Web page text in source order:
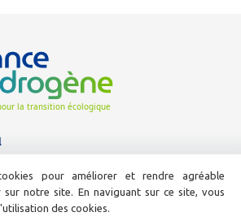
pour améliorer et rendre agréable
sur notre site. En naviguant sur ce site, vous
des cookies.